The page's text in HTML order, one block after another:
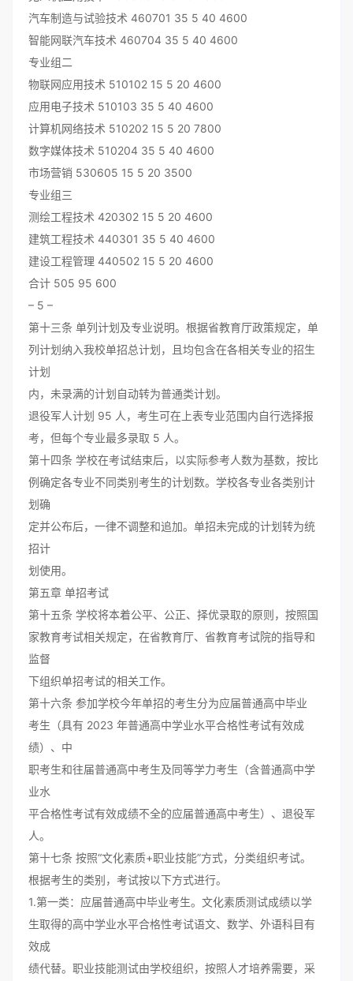
汽车制造与试验技术 460701 35 5 40 4600
智能网联汽车技术 460704 35 5 40 4600
专业组二
物联网应用技术 510102 15 5 20 4600
应用电子技术 510103 35 5 40 4600
计算机网络技术 510202 15 5 20 7800
数字媒体技术 510204 35 5 40 4600
市场营销 530605 15 5 20 3500
专业组三
测绘工程技术 420302 15 5 20 4600
建筑工程技术 440301 35 5 40 4600
建设工程管理 440502 15 5 20 4600
合计 505 95 600
– 5 –
第十三条 单列计划及专业说明。根据省教育厅政策规定，单
列计划纳入我校单招总计划，且均包含在各相关专业的招生
计划
内，未录满的计划自动转为普通类计划。
退役军人计划 95 人，考生可在上表专业范围内自行选择报
考，但每个专业最多录取 5 人。
第十四条 学校在考试结束后，以实际参考人数为基数，按比
例确定各专业不同类别考生的计划数。学校各专业各类别计
划确
定并公布后，一律不调整和追加。单招未完成的计划转为统
招计
划使用。
第五章 单招考试
第十五条 学校将本着公平、公正、择优录取的原则，按照国
家教育考试相关规定，在省教育厅、省教育考试院的指导和
监督
下组织单招考试的相关工作。
第十六条 参加学校今年单招的考生分为应届普通高中毕业
考生（具有 2023 年普通高中学业水平合格性考试有效成
绩）、中
职考生和往届普通高中考生及同等学力考生（含普通高中学
业水
平合格性考试有效成绩不全的应届普通高中考生）、退役军
人。
第十七条 按照“文化素质+职业技能”方式，分类组织考试。
根据考生的类别，考试按以下方式进行。
1.第一类：应届普通高中毕业考生。文化素质测试成绩以学
生取得的高中学业水平合格性考试语文、数学、外语科目有
效成
绩代替。职业技能测试由学校组织，按照人才培养需要，采